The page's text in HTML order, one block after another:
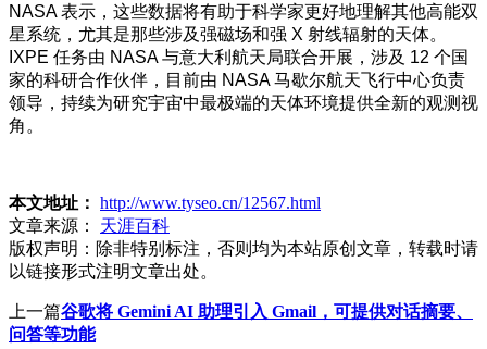
NASA 表示，这些数据将有助于科学家更好地理解其他高能双
星系统，尤其是那些涉及强磁场和强 X 射线辐射的天体。
IXPE 任务由 NASA 与意大利航天局联合开展，涉及 12 个国
家的科研合作伙伴，目前由 NASA 马歇尔航天飞行中心负责
领导，持续为研究宇宙中最极端的天体环境提供全新的观测视
角。
本文地址： http://www.tyseo.cn/12567.html
文章来源：
天涯百科
版权声明： 除非特别标注，否则均为本站原创文章，转载时请
以链接形式注明文章出处。
上一篇谷歌将 Gemini AI 助理引入 Gmail，可提供对话摘要、
问答等功能